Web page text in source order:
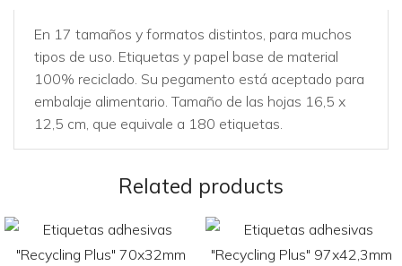
En 17 tamaños y formatos distintos, para muchos
tipos de uso. Etiquetas y papel base de material
100% reciclado. Su pegamento está aceptado para
embalaje alimentario. Tamaño de las hojas 16,5 x
12,5 cm, que equivale a 180 etiquetas.
Related products